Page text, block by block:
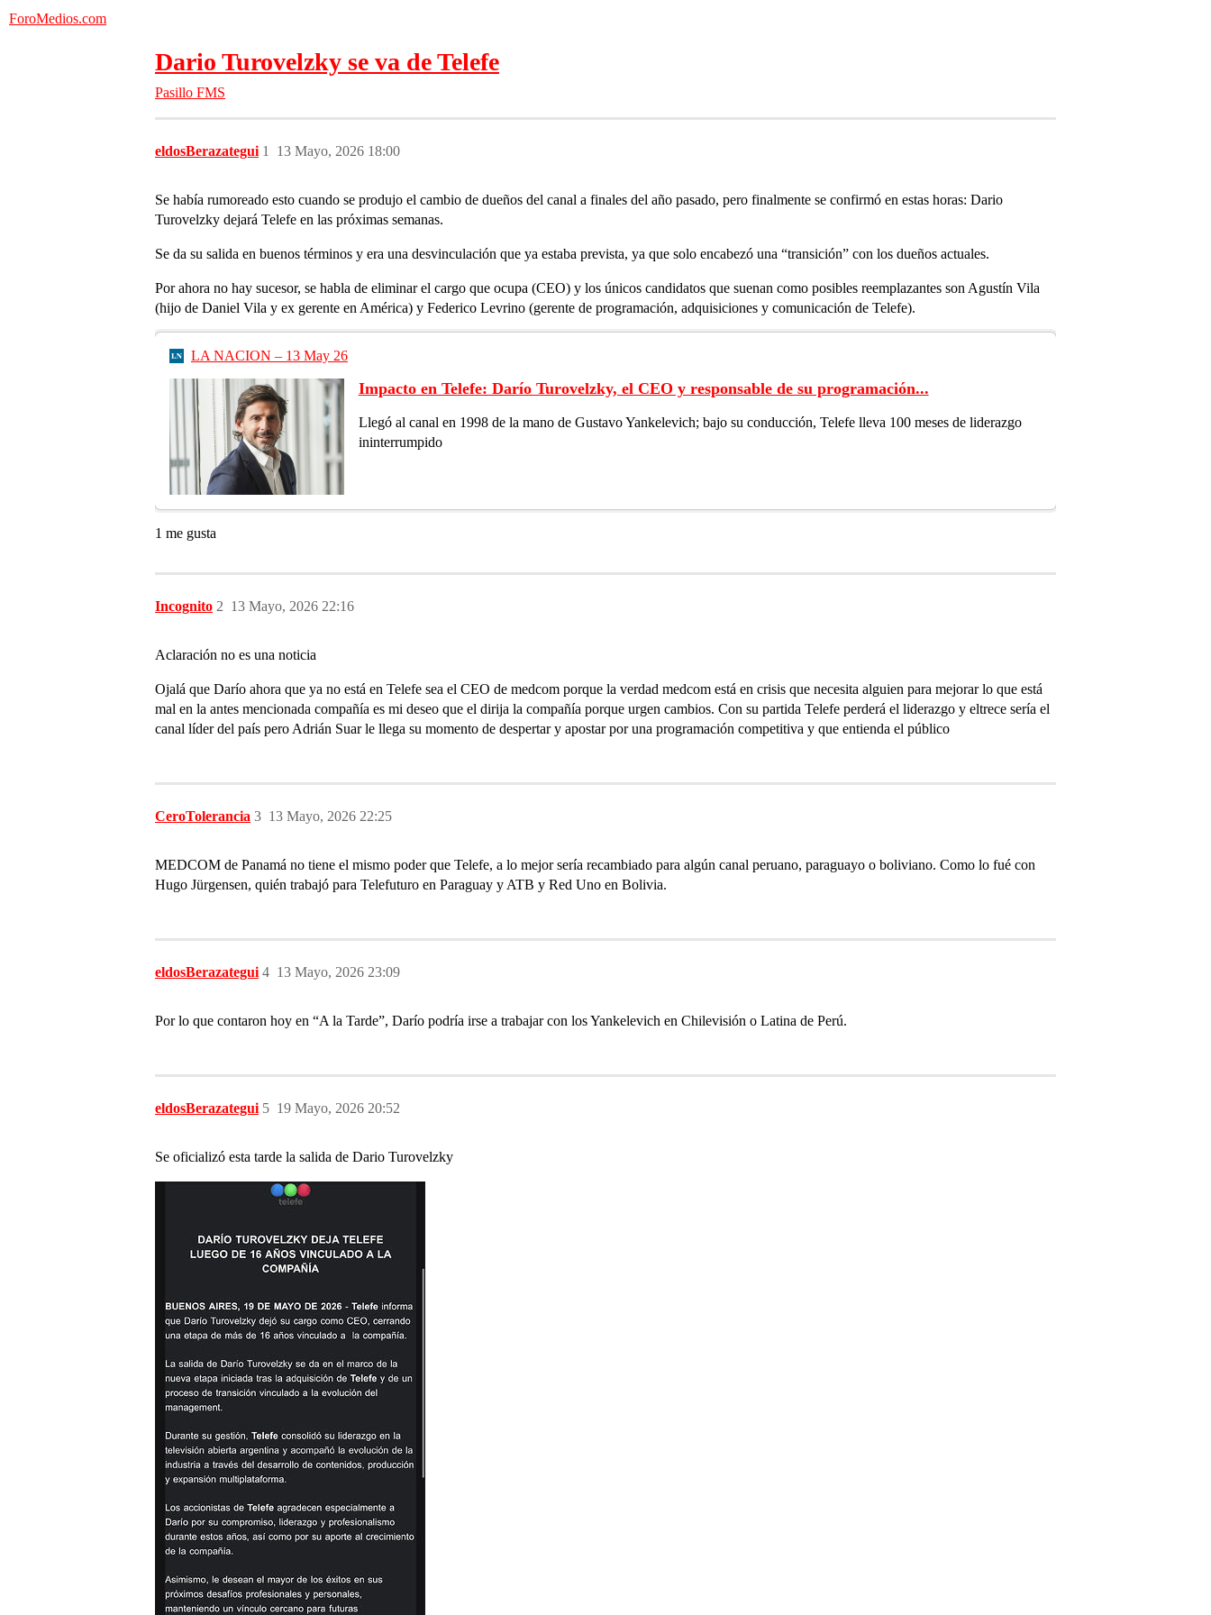
ForoMedios.com
Dario Turovelzky se va de Telefe
Pasillo FMS
eldosBerazategui 13 Mayo, 2026 18:00
1
Se había rumoreado esto cuando se produjo el cambio de dueños del canal a finales del año pasado, pero finalmente se confirmó en estas horas: Dario
Turovelzky dejará Telefe en las próximas semanas.
Se da su salida en buenos términos y era una desvinculación que ya estaba prevista, ya que solo encabezó una “transición” con los dueños actuales.
Por ahora no hay sucesor, se habla de eliminar el cargo que ocupa (CEO) y los únicos candidatos que suenan como posibles reemplazantes son Agustín Vila
(hijo de Daniel Vila y ex gerente en América) y Federico Levrino (gerente de programación, adquisiciones y comunicación de Telefe).
LA NACION – 13 May 26
Impacto en Telefe: Darío Turovelzky, el CEO y responsable de su programación...
Llegó al canal en 1998 de la mano de Gustavo Yankelevich; bajo su conducción, Telefe lleva 100 meses de liderazgo
ininterrumpido
1 me gusta
Incognito 13 Mayo, 2026 22:16
2
Aclaración no es una noticia
Ojalá que Darío ahora que ya no está en Telefe sea el CEO de medcom porque la verdad medcom está en crisis que necesita alguien para mejorar lo que está
mal en la antes mencionada compañía es mi deseo que el dirija la compañía porque urgen cambios. Con su partida Telefe perderá el liderazgo y eltrece sería el
canal líder del país pero Adrián Suar le llega su momento de despertar y apostar por una programación competitiva y que entienda el público
CeroTolerancia 13 Mayo, 2026 22:25
3
MEDCOM de Panamá no tiene el mismo poder que Telefe, a lo mejor sería recambiado para algún canal peruano, paraguayo o boliviano. Como lo fué con
Hugo Jürgensen, quién trabajó para Telefuturo en Paraguay y ATB y Red Uno en Bolivia.
eldosBerazategui 13 Mayo, 2026 23:09
4
Por lo que contaron hoy en “A la Tarde”, Darío podría irse a trabajar con los Yankelevich en Chilevisión o Latina de Perú.
eldosBerazategui 19 Mayo, 2026 20:52
5
Se oficializó esta tarde la salida de Dario Turovelzky